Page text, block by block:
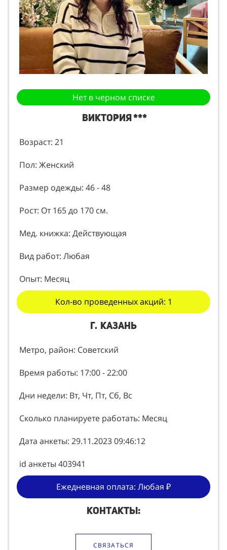
Нет в черном списке
Виктория ***
Возраст: 21
Пол: Женский
Размер одежды: 46 - 48
Рост: От 165 до 170 см.
Мед. книжка: Действующая
Вид работ: Любая
Опыт: Месяц
Кол-во проведенных акций: 1
г. Казань
Метро, район: Советский
Время работы: 17:00 - 22:00
Дни недели: Вт, Чт, Пт, Сб, Вс
Сколько планируете работать: Месяц
Дата анкеты: 29.11.2023 09:46:12
id анкеты 403941
Ежедневная оплата: Любая ₽
Контакты:
СВЯЗАТЬСЯ